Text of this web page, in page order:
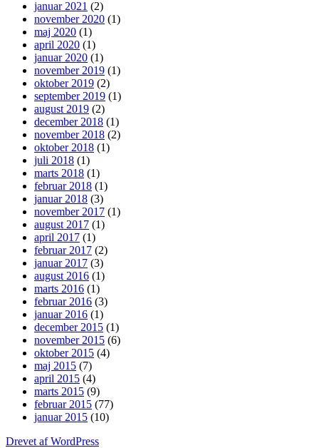
januar 2021 (2)
november 2020 (1)
maj 2020 (1)
april 2020 (1)
januar 2020 (1)
november 2019 (1)
oktober 2019 (2)
september 2019 (1)
august 2019 (2)
december 2018 (1)
november 2018 (2)
oktober 2018 (1)
juli 2018 (1)
marts 2018 (1)
februar 2018 (1)
januar 2018 (3)
november 2017 (1)
august 2017 (1)
april 2017 (1)
februar 2017 (2)
januar 2017 (3)
august 2016 (1)
marts 2016 (1)
februar 2016 (3)
januar 2016 (1)
december 2015 (1)
november 2015 (6)
oktober 2015 (4)
maj 2015 (7)
april 2015 (4)
marts 2015 (9)
februar 2015 (77)
januar 2015 (10)
Drevet af WordPress